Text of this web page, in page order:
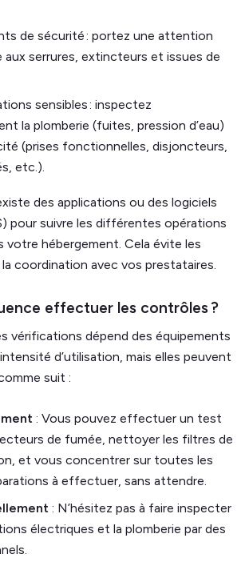
de sécurité : portez une attention
aux serrures, extincteurs et issues de
sensibles : inspectez
la plomberie (fuites, pression d’eau)
(prises fonctionnelles, disjoncteurs,
etc.).
des applications ou des logiciels
pour suivre les différentes opérations
votre hébergement. Cela évite les
coordination avec vos prestataires.
effectuer les contrôles ?
vérifications dépend des équipements
d’utilisation, mais elles peuvent
suit :
: Vous pouvez effectuer un test
de fumée, nettoyer les filtres de
et vous concentrer sur toutes les
à effectuer, sans attendre.
: N’hésitez pas à faire inspecter
électriques et la plomberie par des